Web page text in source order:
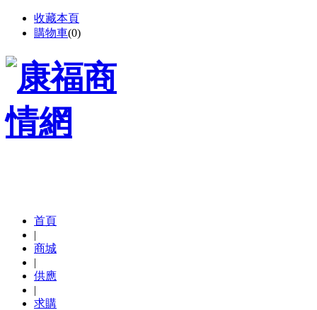
收藏本頁
購物車(0)
首頁
|
商城
|
供應
|
求購